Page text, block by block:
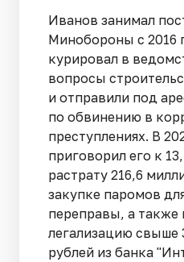
Иванов занимал
Минобороны с 2016
курировал в
вопросы
и отправили под
по обвинению в
преступлениях. В
приговорил его к
растрату 216,6
закупке паромов
переправы, а
легализацию свыше
рублей из банка